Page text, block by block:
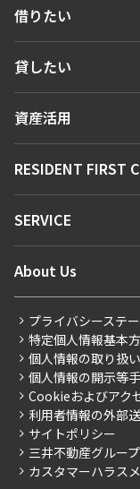
借りたい
人気エリアから探す
新着情報から探す
新着募集情報
こだわりから探す
こだわり一覧
プレミアムマンシ
新築
当社限定（港区・
当社限定（港区・
三井不動産企画
貸したい
お問い合わせ
資産活用
お問い合わせ
RESIDENT FIRST
マンションレポート
住まいのコラム
SERVICE
会員ページ
ご入居・提携サー
お部屋探しからご
よくあるご質問
社宅紹介
【仲介会社様向け
About Us
会社情報
事業案内
採用情報
ニュースリリース
お問い合わせ
プライバシーステ
特定個人情報基本
個人情報の取り扱
個人情報の開示等
Cookieおよびアク
利用者情報の外部
サイトポリシー
三井不動産グルー
カスタマーハラス